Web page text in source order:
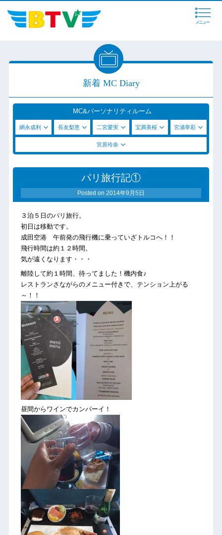
メニュー
新着 MC Diary
MC&パーソナリティルーム
網永成利 長友梨恵 二宮愛実 宝満美桜 宮浦寧彩
宮原玲奈
パリ旅行記①
Posted on 2014年9月5日
３泊５日のパリ旅行。
初日は移動です。
成田空港 午前発の飛行機に乗っていざトルコへ！！
飛行時間は約１２時間。
気が遠くなります・・・
離陸して約１時間、待ってました！機内食♪
レストランさながらのメニュー付きで、テンション上がる
～！！
昼間からワインでカンパーイ！